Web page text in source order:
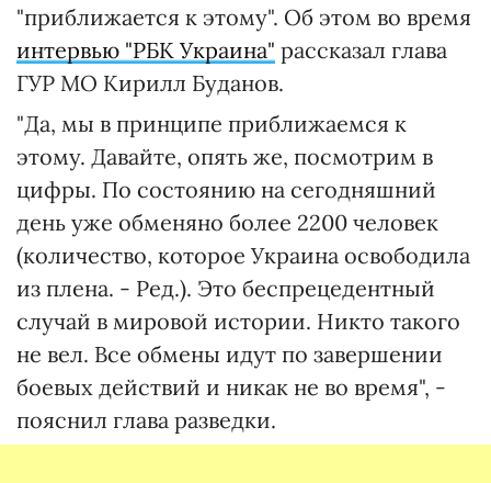
"приближается к этому". Об этом во время
интервью "РБК Украина" рассказал глава
ГУР МО Кирилл Буданов.
"Да, мы в принципе приближаемся к
этому. Давайте, опять же, посмотрим в
цифры. По состоянию на сегодняшний
день уже обменяно более 2200 человек
(количество, которое Украина освободила
из плена. - Ред.). Это беспрецедентный
случай в мировой истории. Никто такого
не вел. Все обмены идут по завершении
боевых действий и никак не во время", -
пояснил глава разведки.